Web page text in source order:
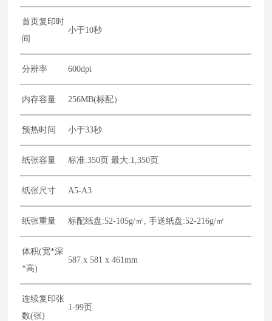
首页复印时
间
小于10秒
分辨率 600dpi
内存容量 256MB(标配）
预热时间 小于33秒
纸张容量 标准:350页 最大:1,350页
纸张尺寸 A5-A3
纸张重量 标配纸盘:52-105g/㎡, 手送纸盘:52-216g/㎡
体积(宽*深
*高)
587 x 581 x 461mm
连续复印张
数(张)
1-99页